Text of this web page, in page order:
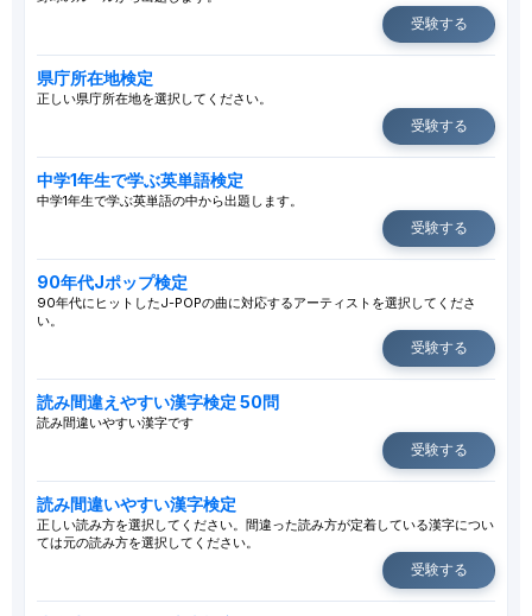
受験する
県庁所在地検定
正しい県庁所在地を選択してください。
受験する
中学1年生で学ぶ英単語検定
中学1年生で学ぶ英単語の中から出題します。
受験する
90年代Jポップ検定
90年代にヒットしたJ-POPの曲に対応するアーティストを選択してくださ
い。
受験する
読み間違えやすい漢字検定 50問
読み間違いやすい漢字です
受験する
読み間違いやすい漢字検定
正しい読み方を選択してください。間違った読み方が定着している漢字につい
ては元の読み方を選択してください。
受験する